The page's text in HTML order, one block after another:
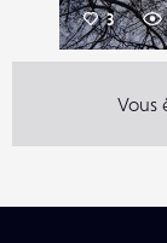
3
Vous